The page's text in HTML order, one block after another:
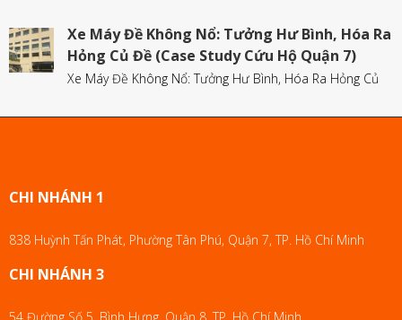
Xe Máy Đề Không Nổ: Tưởng Hư Bình, Hóa Ra
Hỏng Củ Đề (Case Study Cứu Hộ Quận 7)
Xe Máy Đề Không Nổ: Tưởng Hư Bình, Hóa Ra Hỏng Củ
CHI NHÁNH 1
838 Huỳnh Tấn Phát, Phường Tân Phú, Quận 7, TP. Hồ Chí Minh
CHI NHÁNH 3